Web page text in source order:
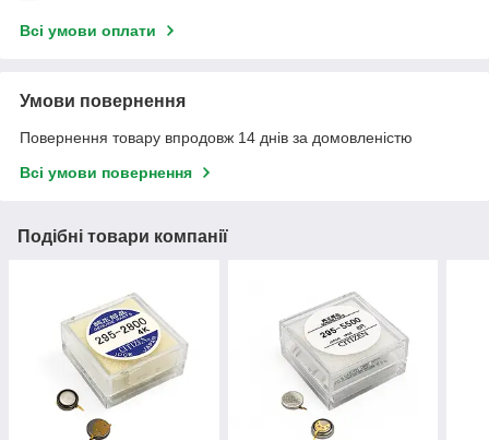
Всі умови оплати
Умови повернення
Повернення товару впродовж 14 днів за домовленістю
Всі умови повернення
Подібні товари компанії